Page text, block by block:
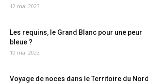
12 mai 2023
Les requins, le Grand Blanc pour une peur
bleue ?
10 mai 2023
Voyage de noces dans le Territoire du Nord